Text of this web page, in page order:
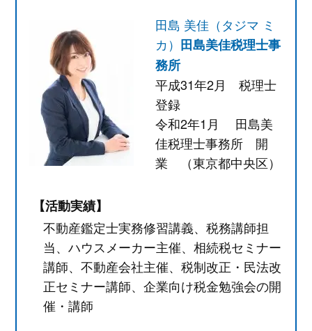
田島 美佳（タジマ ミ
カ） 田島美佳税理士事
務所
平成31年2月 税理士
登録
令和2年1月 田島美
佳税理士事務所 開
業 （東京都中央区）
【活動実績】
不動産鑑定士実務修習講義、税務講師担
当、ハウスメーカー主催、相続税セミナー
講師、不動産会社主催、税制改正・民法改
正セミナー講師、企業向け税金勉強会の開
催・講師